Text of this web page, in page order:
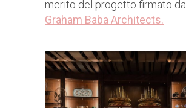
merito del progetto firmato da
Graham Baba Architects.